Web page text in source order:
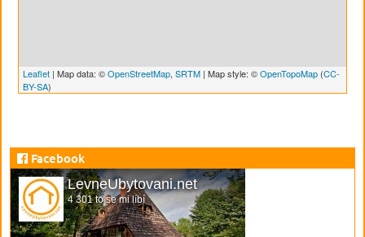
Leaflet | Map data: ©OpenStreetMap, SRTM | Map style: ©OpenTopoMap (CC-
BY-SA)
Facebook
LevneUbytovani.net
4 301 to se mi líbí